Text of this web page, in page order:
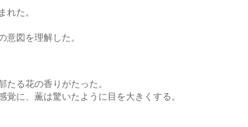
た。
を理解した。
花の香りがたった。
薫は驚いたように目を大きくする。